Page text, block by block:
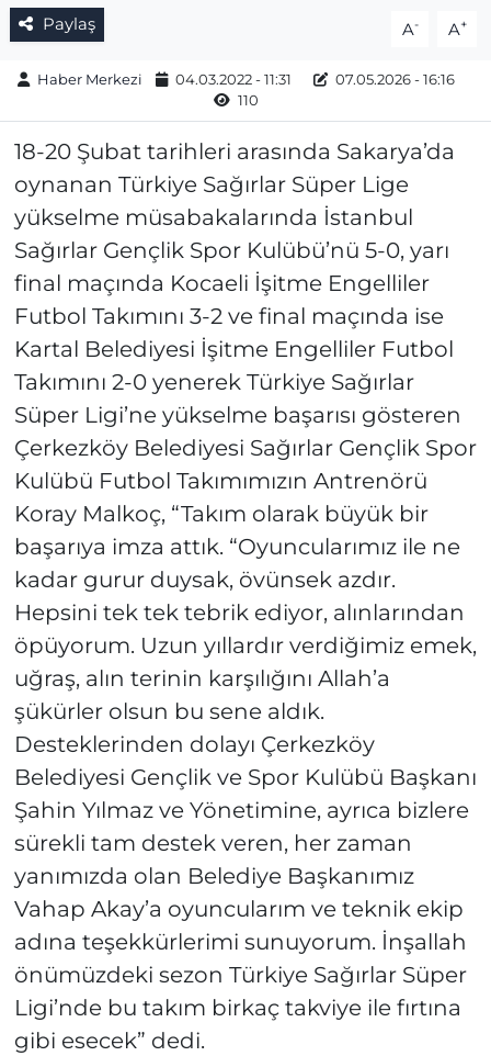
Paylaş A- A+
Haber Merkezi 04.03.2022 - 11:31
07.05.2026 - 16:16
110
18-20 Şubat tarihleri arasında Sakarya’da
oynanan Türkiye Sağırlar Süper Lige
yükselme müsabakalarında İstanbul
Sağırlar Gençlik Spor Kulübü’nü 5-0, yarı
final maçında Kocaeli İşitme Engelliler
Futbol Takımını 3-2 ve final maçında ise
Kartal Belediyesi İşitme Engelliler Futbol
Takımını 2-0 yenerek Türkiye Sağırlar
Süper Ligi’ne yükselme başarısı gösteren
Çerkezköy Belediyesi Sağırlar Gençlik Spor
Kulübü Futbol Takımımızın Antrenörü
Koray Malkoç, “Takım olarak büyük bir
başarıya imza attık. “Oyuncularımız ile ne
kadar gurur duysak, övünsek azdır.
Hepsini tek tek tebrik ediyor, alınlarından
öpüyorum. Uzun yıllardır verdiğimiz emek,
uğraş, alın terinin karşılığını Allah’a
şükürler olsun bu sene aldık.
Desteklerinden dolayı Çerkezköy
Belediyesi Gençlik ve Spor Kulübü Başkanı
Şahin Yılmaz ve Yönetimine, ayrıca bizlere
sürekli tam destek veren, her zaman
yanımızda olan Belediye Başkanımız
Vahap Akay’a oyuncularım ve teknik ekip
adına teşekkürlerimi sunuyorum. İnşallah
önümüzdeki sezon Türkiye Sağırlar Süper
Ligi’nde bu takım birkaç takviye ile fırtına
gibi esecek” dedi.